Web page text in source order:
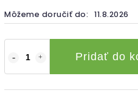
Môžeme doručiť do: 11.8.2026
Pridať do